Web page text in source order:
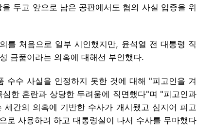
두고 앞으로 남은 공판에서도 혐의 사실 입증을 위
를 처음으로 일부 시인했지만, 윤석열 전 대통령 직
금품이라는 의혹에 대해선 부인했다.
수수 사실을 인정하지 못한 것에 대해 "피고인을 겨
한 혼란과 상당한 두려움에 직면했다"며 "피고인과
간의 의혹에 기반한 수사가 개시됐고 심지어 피고
로 사용하려 하고 대통령실이 나서 수사를 무마했다